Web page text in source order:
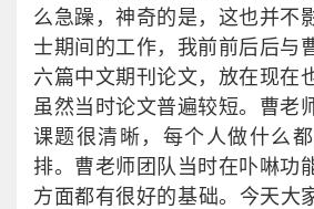
么急躁，神奇的是，这也并不
士期间的工作，我前前后后与
六篇中文期刊论文，放在现在
虽然当时论文普遍较短。曹老
课题很清晰，每个人做什么
排。曹老师团队当时在卟啉功
方面都有很好的基础。今天大